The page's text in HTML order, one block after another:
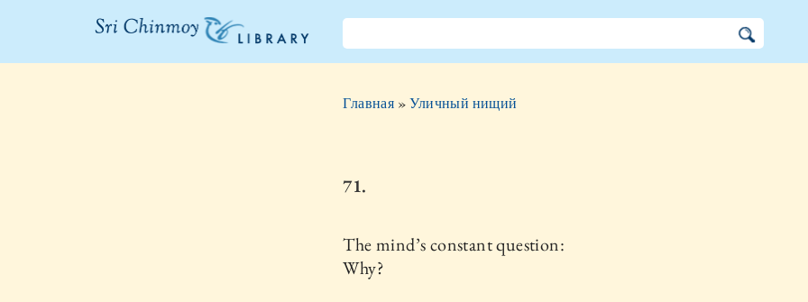
Библиотека
Главная »Уличный нищий
71.
The mind’s constant question:
Why?